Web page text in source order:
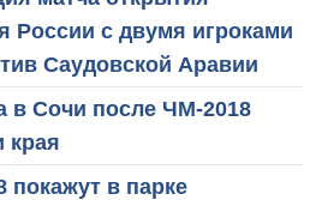
России с двумя игроками
Саудовской Аравии
в Сочи после ЧМ-2018
края
покажут в парке